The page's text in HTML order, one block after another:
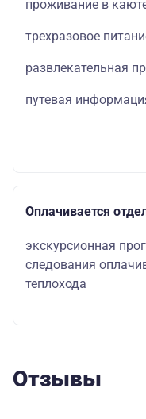
проживание в
трехразовое
развлекательная
путевая
Оплачивается
экскурсионная
следования
теплохода
Отзывы